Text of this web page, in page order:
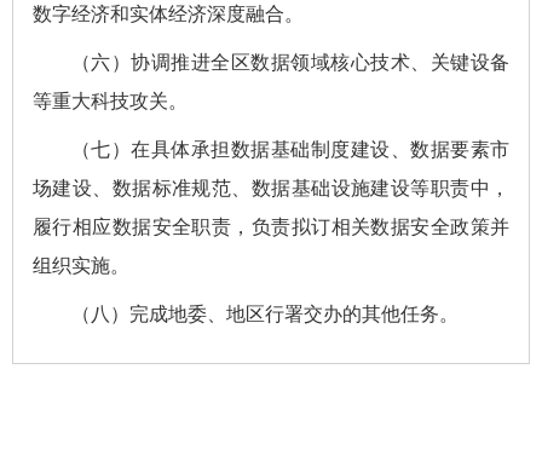
数字经济和实体经济深度融合。
（六）协调推进全区数据领域核心技术、关键设备
等重大科技攻关。
（七）在具体承担数据基础制度建设、数据要素市
场建设、数据标准规范、数据基础设施建设等职责中，
履行相应数据安全职责， 负责拟订相关数据安全政策并
组织实施。
（八）完成地委、 地区行署交办的其他任务。